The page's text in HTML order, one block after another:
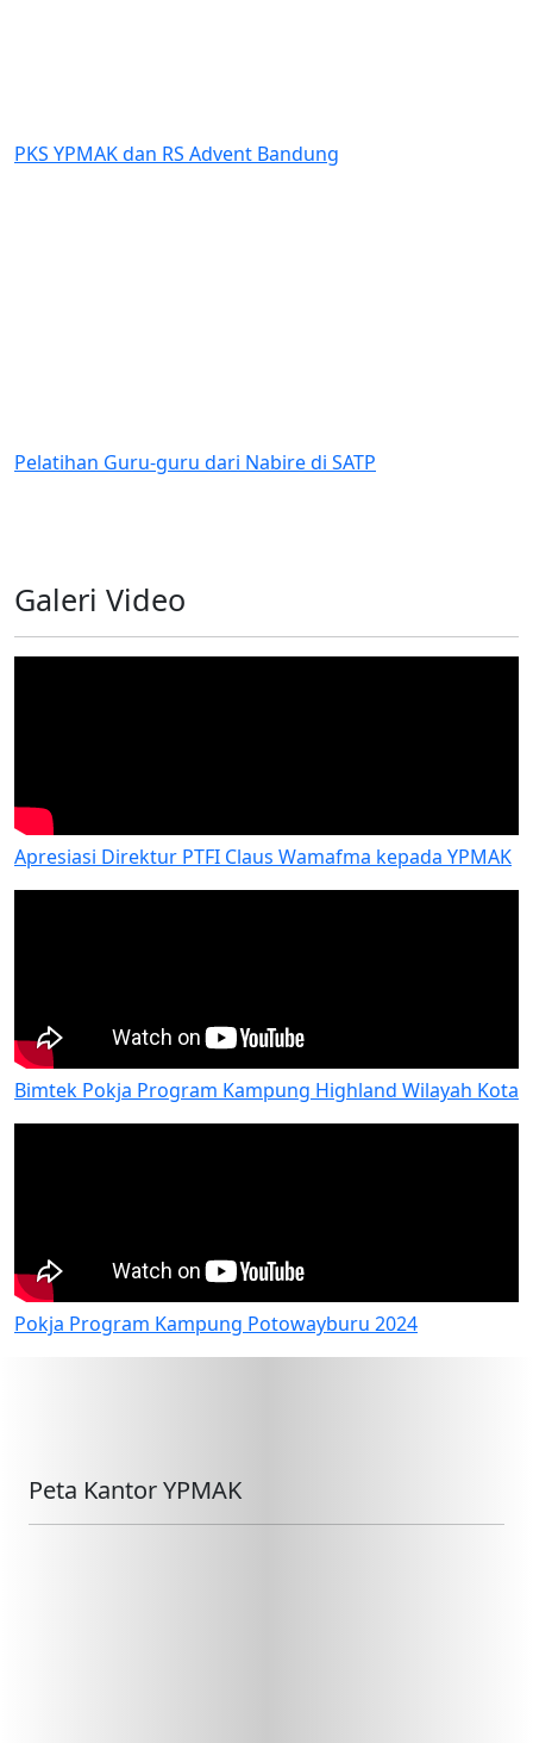
dan RS Advent Bandung
Guru-guru dari Nabire di SATP
Galeri Video
Apresiasi Direktur PTFI Claus Wamafma kepada YPMAK
Bimtek Pokja Program Kampung Highland Wilayah Kota
Pokja Program Kampung Potowayburu 2024
Peta Kantor YPMAK